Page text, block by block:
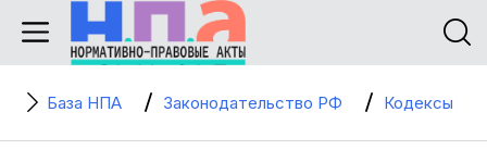
База НПА Законодательство РФ Кодексы